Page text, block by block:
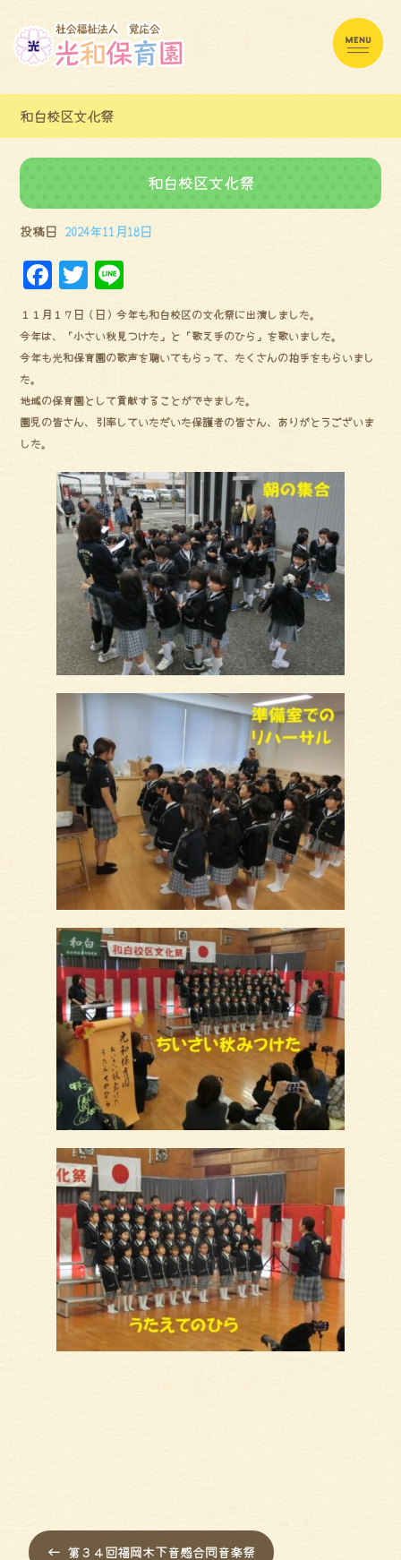
和白校区文化祭
和白校区文化祭
投稿日 2024年11月18日
F
a
ce
bo
ok
Tw
it
te
r
ne
１１月１７日（日）今年も和白校区の文化祭に出演しました。
今年は、「小さい秋見つけた」と「歌え手のひら」を歌いました。
今年も光和保育園の歌声を聴いてもらって、たくさんの拍手をもらいまし
た。
地域の保育園として貢献することができました。
園児の皆さん、引率していただいた保護者の皆さん、ありがとうございま
した。
← 第３４回福岡木下音感合同音楽祭